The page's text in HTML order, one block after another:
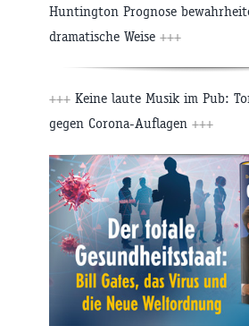
Huntington Prognose
dramatische Weise +++
+++ Keine laute Musik im Pub:
gegen Corona-Auflagen +++